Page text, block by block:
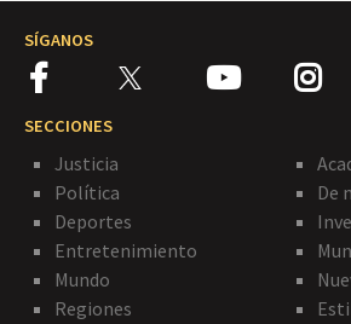
SÍGANOS
SECCIONES
Justicia
Política
Deportes
Entretenimiento
Mundo
Regiones
De